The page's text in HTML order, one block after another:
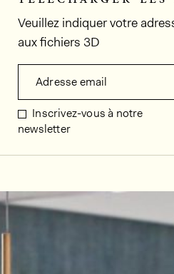
Veuillez indiquer votre
aux fichiers 3D
Adresse email
Inscrivez-vous à notre
newsletter